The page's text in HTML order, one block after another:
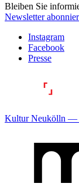
Bleiben Sie
Newsletter
Instagram
Facebook
Presse
Kultur Neukölln —